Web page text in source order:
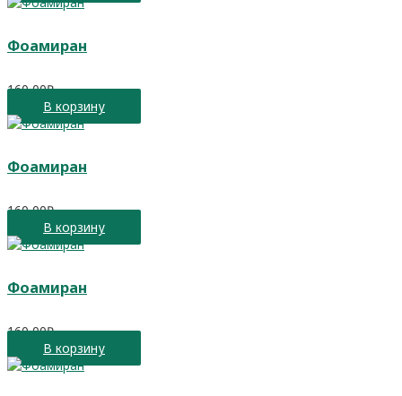
Фоамиран
160,00₽
В корзину
Фоамиран
160,00₽
В корзину
Фоамиран
160,00₽
В корзину